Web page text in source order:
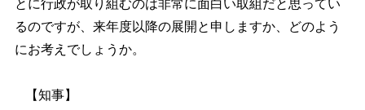
とに行政が取り組むのは非常に面白い取組だと思ってい
るのですが、来年度以降の展開と申しますか、どのよう
にお考えでしょうか。
【知事】